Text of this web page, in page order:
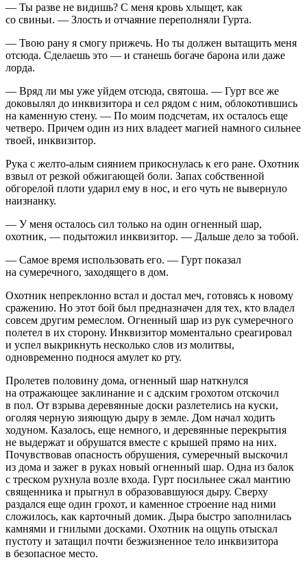
— Ты разве не видишь? С меня кровь хлыщет, как
со свиньи. — Злость и отчаяние переполняли Гурта.
— Твою рану я смогу прижечь. Но ты должен вытащить меня
отсюда. Сделаешь это — и станешь богаче барона или даже
лорда.
— Вряд ли мы уже уйдем отсюда, святоша. — Гурт все же
доковылял до инквизитора и сел рядом с ним, облокотившись
на каменную стену. — По моим подсчетам, их осталось еще
четверо. Причем один из них владеет магией намного сильнее
твоей, инквизитор.
Рука с желто-алым сиянием прикоснулась к его ране. Охотник
взвыл от резкой обжигающей боли. Запах собственной
обгорелой плоти ударил ему в нос, и его чуть не вывернуло
наизнанку.
— У меня осталось сил только на один огненный шар,
охотник, — подытожил инквизитор. — Дальше дело за тобой.
— Самое время использовать его. — Гурт показал
на сумеречного, заходящего в дом.
Охотник непреклонно встал и достал меч, готовясь к новому
сражению. Но этот бой был предназначен для тех, кто владел
совсем другим ремеслом. Огненный шар из рук сумеречного
полетел в их сторону. Инквизитор моментально среагировал
и успел выкрикнуть несколько слов из молитвы,
одновременно поднося амулет ко рту.
Пролетев половину дома, огненный шар наткнулся
на отражающее заклинание и с адским грохотом отскочил
в пол. От взрыва деревянные доски разлетелись на куски,
оголяя черную зияющую дыру в земле. Дом начал ходить
ходуном. Казалось, еще немного, и деревянные перекрытия
не выдержат и обрушатся вместе с крышей прямо на них.
Почувствовав опасность обрушения, сумеречный выскочил
из дома и зажег в руках новый огненный шар. Одна из балок
с треском рухнула возле входа. Гурт посильнее сжал мантию
священника и прыгнул в образовавшуюся дыру. Сверху
раздался еще один грохот, и каменное строение над ними
сложилось, как карточный домик. Дыра быстро заполнилась
камнями и гнилыми досками. Охотник на ощупь отыскал
пустоту и затащил почти безжизненное тело инквизитора
в безопасное место.